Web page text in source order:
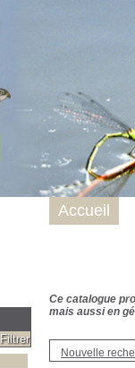
Ce catalogue
mais aussi en
Nouvelle
Accueil